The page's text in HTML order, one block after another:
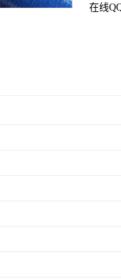
在线QQ